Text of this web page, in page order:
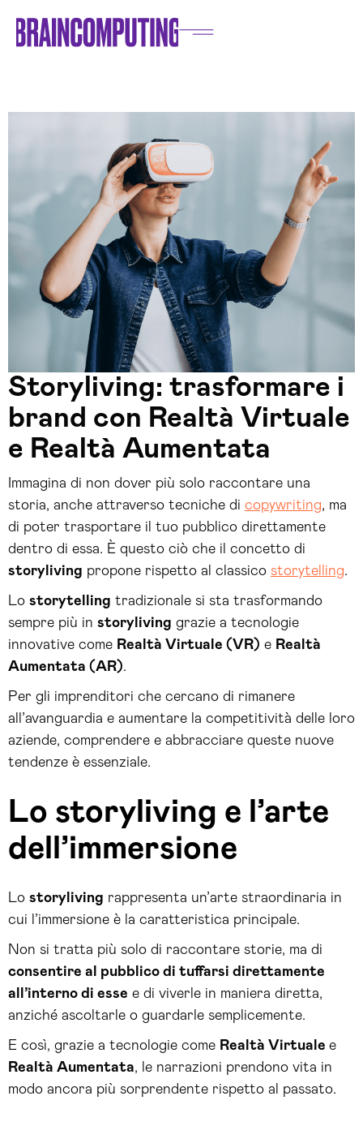
Home/ Blog/IT e Innovazioni
Storyliving: trasformare i brand con Realtà Virtuale e
Storyliving: trasformare i
brand con Realtà Virtuale
e Realtà Aumentata
Immagina di non dover più solo raccontare una
storia, anche attraverso tecniche di copywriting, ma
di poter trasportare il tuo pubblico direttamente
dentro di essa. È questo ciò che il concetto di
storyliving propone rispetto al classico storytelling.
Lo storytelling tradizionale si sta trasformando
sempre più in storyliving grazie a tecnologie
innovative come Realtà Virtuale (VR) e Realtà
Aumentata (AR).
Per gli imprenditori che cercano di rimanere
all’avanguardia e aumentare la competitività delle loro
aziende, comprendere e abbracciare queste nuove
tendenze è essenziale.
Lo storyliving e l’arte
dell’immersione
Lo storyliving rappresenta un’arte straordinaria in
cui l’immersione è la caratteristica principale.
Non si tratta più solo di raccontare storie, ma di
consentire al pubblico di tuffarsi direttamente
all’interno di esse e di viverle in maniera diretta,
anziché ascoltarle o guardarle semplicemente.
E così, grazie a tecnologie come Realtà Virtuale e
Realtà Aumentata, le narrazioni prendono vita in
modo ancora più sorprendente rispetto al passato.